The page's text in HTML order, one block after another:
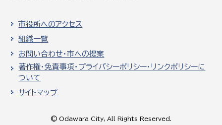
市役所へのアクセス
組織一覧
お問い合わせ・市への提案
著作権・免責事項・プライバシーポリシー・リンクポリシーに
ついて
サイトマップ
© Odawara City, All Rights Reserved.